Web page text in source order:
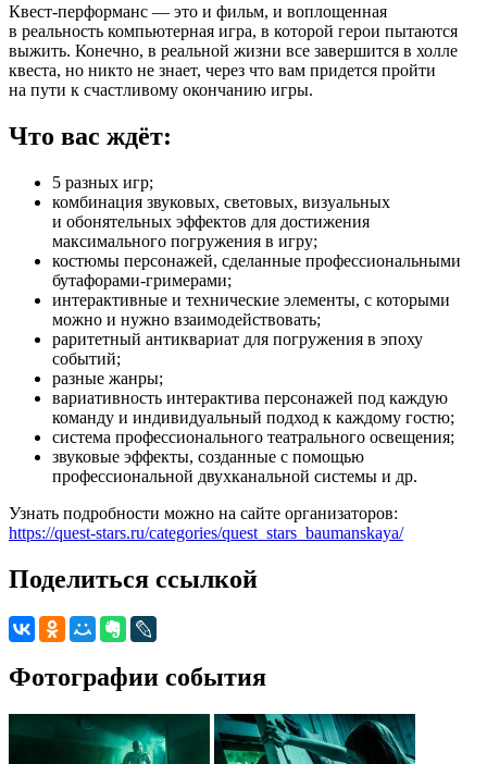
Квест-перформанс — это и фильм, и воплощенная
в реальность компьютерная игра, в которой герои пытаются
выжить. Конечно, в реальной жизни все завершится в холле
квеста, но никто не знает, через что вам придется пройти
на пути к счастливому окончанию игры.
Что вас ждёт:
5 разных игр;
комбинация звуковых, световых, визуальных
и обонятельных эффектов для достижения
максимального погружения в игру;
костюмы персонажей, сделанные профессиональными
бутафорами-гримерами;
интерактивные и технические элементы, с которыми
можно и нужно взаимодействовать;
раритетный антиквариат для погружения в эпоху
событий;
разные жанры;
вариативность интерактива персонажей под каждую
команду и индивидуальный подход к каждому гостю;
система профессионального театрального освещения;
звуковые эффекты, созданные с помощью
профессиональной двухканальной системы и др.
Узнать подробности можно на сайте организаторов:
https://quest-stars.ru/categories/quest_stars_baumanskaya/
Поделиться ссылкой
Фотографии события